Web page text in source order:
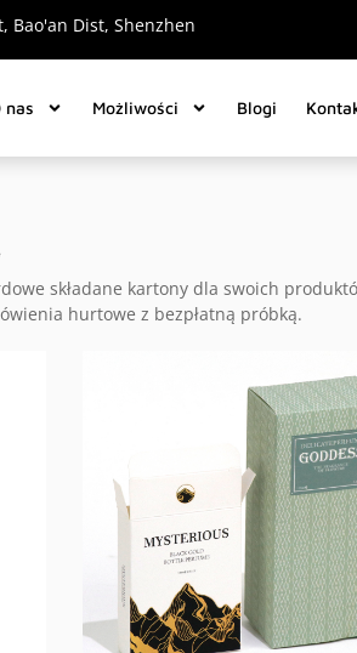
Bao'an Dist, Shenzhen
nas Możliwości Blogi
składane kartony dla swoich
hurtowe z bezpłatną próbką.